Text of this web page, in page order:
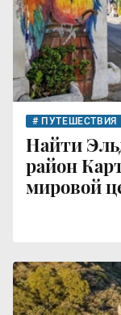
ПУТЕШЕСТВИЯ
Найти
район
мировой